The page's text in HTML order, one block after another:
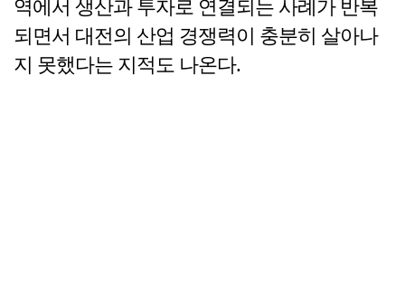
역에서 생산과 투자로 연결되는 사례가 반복
되면서 대전의 산업 경쟁력이 충분히 살아나
지 못했다는 지적도 나온다.